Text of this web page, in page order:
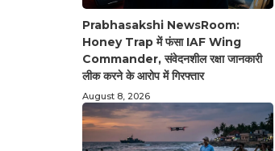
Prabhasakshi NewsRoom:
Honey Trap में फंसा IAF Wing
Commander, संवेदनशील रक्षा जानकारी
लीक करने के आरोप में गिरफ्तार
August 8, 2026